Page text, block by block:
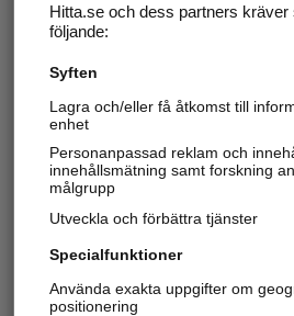
Hitta.se och dess partners
följande:
Syften
Lagra och/eller få åtkomst till
enhet
Personanpassad reklam och
innehållsmätning samt forskning
målgrupp
Utveckla och förbättra tjänster
Specialfunktioner
Använda exakta uppgifter om
positionering